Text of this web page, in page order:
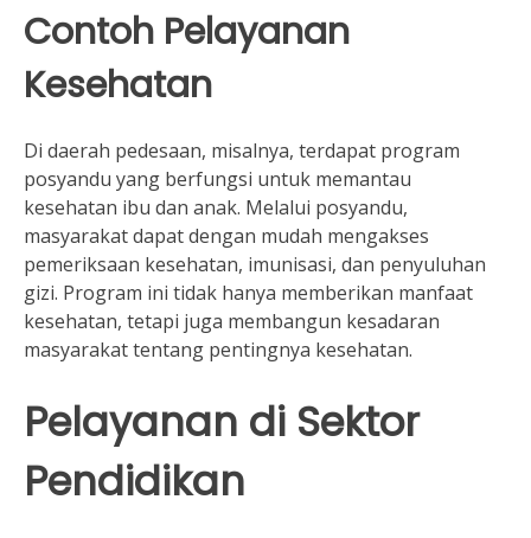
Contoh Pelayanan
Kesehatan
Di daerah pedesaan, misalnya, terdapat program
posyandu yang berfungsi untuk memantau
kesehatan ibu dan anak. Melalui posyandu,
masyarakat dapat dengan mudah mengakses
pemeriksaan kesehatan, imunisasi, dan penyuluhan
gizi. Program ini tidak hanya memberikan manfaat
kesehatan, tetapi juga membangun kesadaran
masyarakat tentang pentingnya kesehatan.
Pelayanan di Sektor
Pendidikan